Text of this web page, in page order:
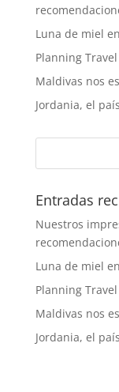
Luna de miel
Planning
Maldivas nos
Jordania, el
Entradas
Nuestros
Luna de miel
Planning
Maldivas nos
Jordania, el